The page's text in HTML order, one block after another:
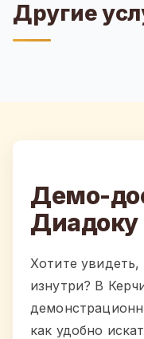
Другие
Демо-
Диадоку
Хотите
изнутри? В
как удобно